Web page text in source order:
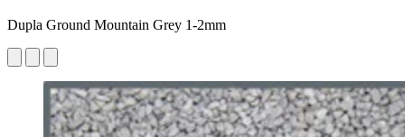
Dupla Ground Mountain Grey 1-2mm